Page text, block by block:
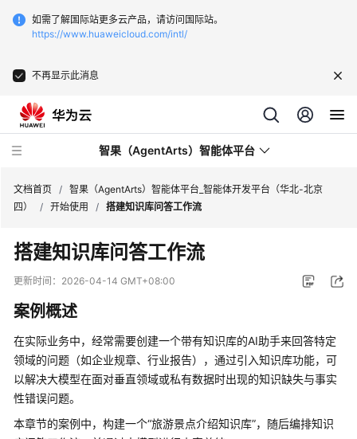
如需了解国际站更多云产品，请访问国际站。
https://www.huaweicloud.com/intl/
不再显示此消息
智果（AgentArts）智能体平台
最
新
动
品
介
绍
开
始
文档首页 / 智果（AgentArts）智能体平台_智能体开发平台（华北-北京
四）
/ 开始使用 / 搭建知识库问答工作流
搭建知识库问答工作流
更新时间： 2026-04-14 GMT+08:00
案例概述
在实际业务中，经常需要创建一个带有知识库的AI助手来回答特定
领域的问题（如企业规章、行业报告），通过引入知识库功能，可
以解决大模型在面对垂直领域或私有数据时出现的知识缺失与事实
性错误问题。
本章节的案例中，构建一个“旅游景点介绍知识库”，随后编排知识